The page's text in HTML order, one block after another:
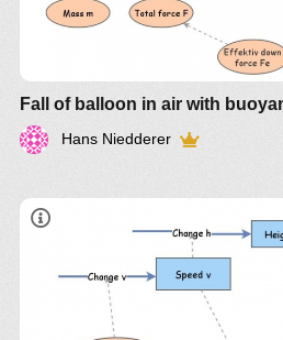
Fall of balloon in air with
Hans Niedderer